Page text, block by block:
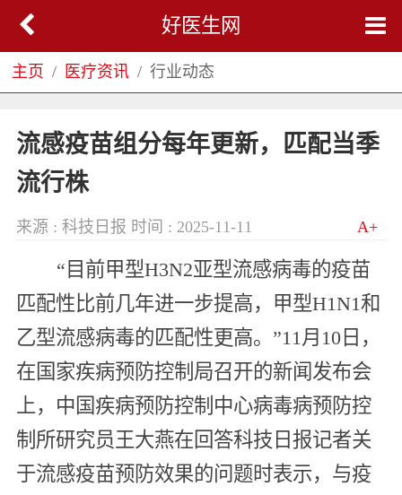
好医生网
主页 医疗资讯 行业动态
流感疫苗组分每年更新，匹配当季
流行株
来源 : 科技日报 时间 : 2025-11-11 A+
“目前甲型H3N2亚型流感病毒的疫苗
匹配性比前几年进一步提高，甲型H1N1和
乙型流感病毒的匹配性更高。”11月10日，
在国家疾病预防控制局召开的新闻发布会
上，中国疾病预防控制中心病毒病预防控
制所研究员王大燕在回答科技日报记者关
于流感疫苗预防效果的问题时表示，与疫